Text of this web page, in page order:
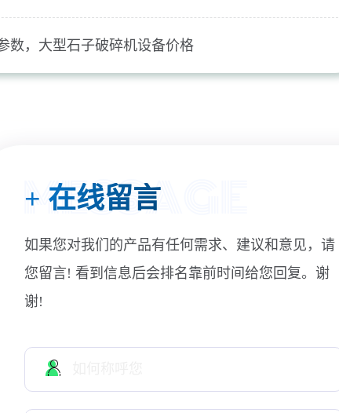
数，大型石子破碎机设备价格
+ 在线留言
如果您对我们的产品有任何需求、建议和意见，请
您留言! 看到信息后会排名靠前时间给您回复。谢
谢!